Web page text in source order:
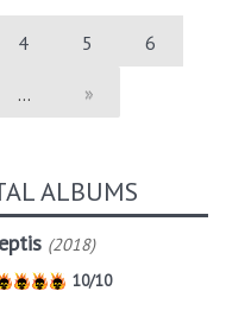
4 5 6
… »
ALBUMS
(2018)
10/10